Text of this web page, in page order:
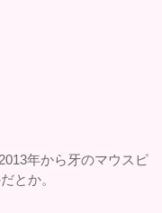
年から牙のマウスピ
とか。